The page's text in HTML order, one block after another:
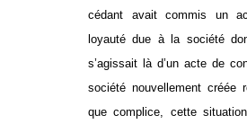
cédant avait commis un
loyauté due à la société
s’agissait là d’un acte de
société nouvellement créée
que complice, cette